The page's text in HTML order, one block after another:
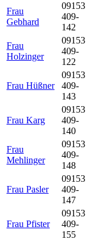
Frau
Gebhard
09153
409-
142
Frau
Holzinger
09153
409-
122
Frau Hüßner
09153
409-
143
Frau Karg
09153
409-
140
Frau
Mehlinger
09153
409-
148
Frau Pasler
09153
409-
147
Frau Pfister
09153
409-
155